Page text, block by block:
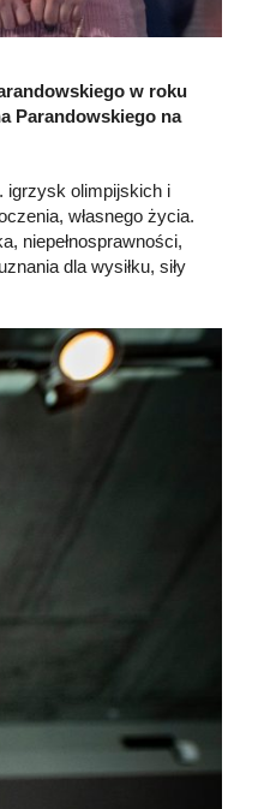
w roku
Parandowskiego na
igrzysk olimpijskich i
własnego życia.
niepełnosprawności,
dla wysiłku, siły